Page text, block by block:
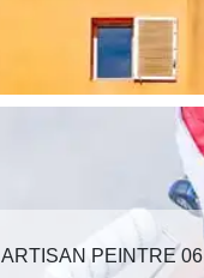
ARTISAN PEINTRE 06